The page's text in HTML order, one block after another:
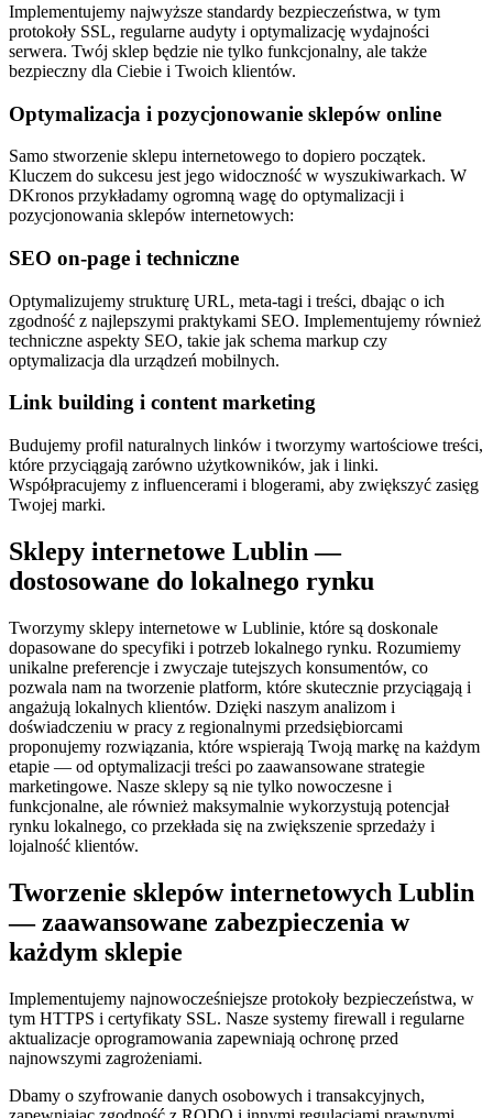
Implementujemy najwyższe standardy bezpieczeństwa, w tym
protokoły SSL, regularne audyty i optymalizację wydajności
serwera. Twój sklep będzie nie tylko funkcjonalny, ale także
bezpieczny dla Ciebie i Twoich klientów.
Optymalizacja i pozycjonowanie sklepów online
Samo stworzenie sklepu internetowego to dopiero początek.
Kluczem do sukcesu jest jego widoczność w wyszukiwarkach. W
DKronos przykładamy ogromną wagę do optymalizacji i
pozycjonowania sklepów internetowych:
SEO on-page i techniczne
Optymalizujemy strukturę URL, meta-tagi i treści, dbając o ich
zgodność z najlepszymi praktykami SEO. Implementujemy również
techniczne aspekty SEO, takie jak schema markup czy
optymalizacja dla urządzeń mobilnych.
Link building i content marketing
Budujemy profil naturalnych linków i tworzymy wartościowe treści,
które przyciągają zarówno użytkowników, jak i linki.
Współpracujemy z influencerami i blogerami, aby zwiększyć zasięg
Twojej marki.
Sklepy internetowe Lublin —
dostosowane do lokalnego rynku
Tworzymy sklepy internetowe w Lublinie, które są doskonale
dopasowane do specyfiki i potrzeb lokalnego rynku. Rozumiemy
unikalne preferencje i zwyczaje tutejszych konsumentów, co
pozwala nam na tworzenie platform, które skutecznie przyciągają i
angażują lokalnych klientów. Dzięki naszym analizom i
doświadczeniu w pracy z regionalnymi przedsiębiorcami
proponujemy rozwiązania, które wspierają Twoją markę na każdym
etapie — od optymalizacji treści po zaawansowane strategie
marketingowe. Nasze sklepy są nie tylko nowoczesne i
funkcjonalne, ale również maksymalnie wykorzystują potencjał
rynku lokalnego, co przekłada się na zwiększenie sprzedaży i
lojalność klientów.
Tworzenie sklepów internetowych Lublin
— zaawansowane zabezpieczenia w
każdym sklepie
Implementujemy najnowocześniejsze protokoły bezpieczeństwa, w
tym HTTPS i certyfikaty SSL. Nasze systemy firewall i regularne
aktualizacje oprogramowania zapewniają ochronę przed
najnowszymi zagrożeniami.
Dbamy o szyfrowanie danych osobowych i transakcyjnych,